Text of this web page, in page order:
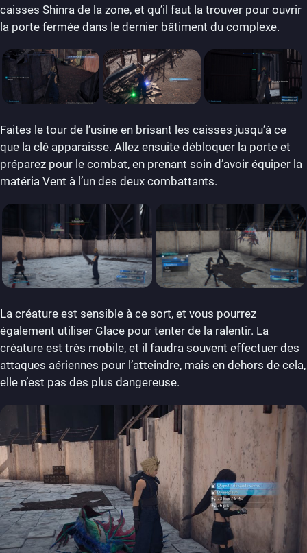
caisses Shinra de la zone, et qu’il faut la trouver pour ouvrir
la porte fermée dans le dernier bâtiment du complexe.
Faites le tour de l’usine en brisant les caisses jusqu’à ce
que la clé apparaisse. Allez ensuite débloquer la porte et
préparez pour le combat, en prenant soin d’avoir équiper la
matéria Vent à l’un des deux combattants.
La créature est sensible à ce sort, et vous pourrez
également utiliser Glace pour tenter de la ralentir. La
créature est très mobile, et il faudra souvent effectuer des
attaques aériennes pour l’atteindre, mais en dehors de cela,
elle n’est pas des plus dangereuse.